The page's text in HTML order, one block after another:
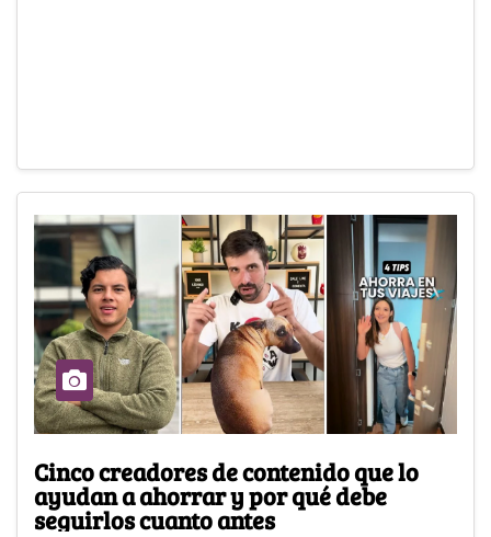
Cinco creadores de contenido que lo
ayudan a ahorrar y por qué debe
seguirlos cuanto antes